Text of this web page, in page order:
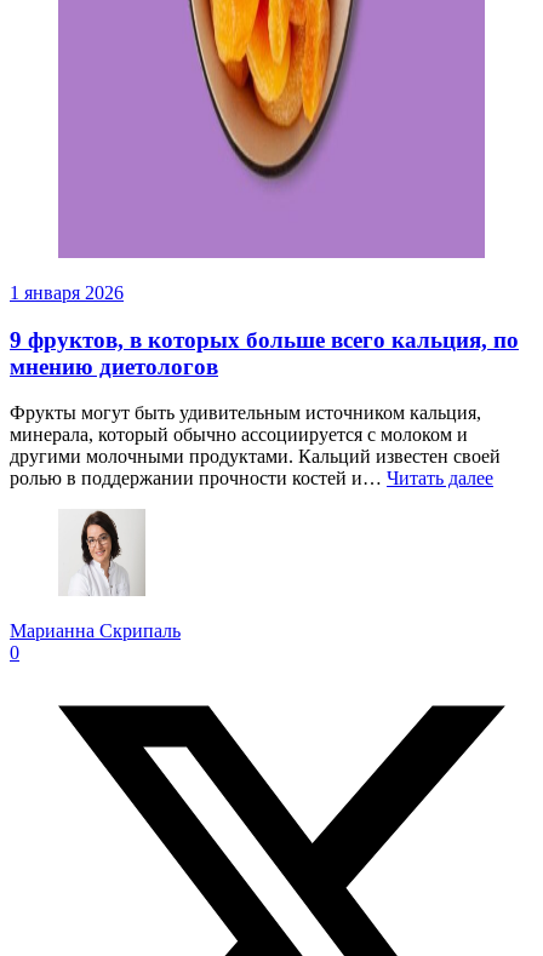
1 января 2026
9 фруктов, в которых больше всего кальция, по
мнению диетологов
Фрукты могут быть удивительным источником кальция,
минерала, который обычно ассоциируется с молоком и
другими молочными продуктами. Кальций известен своей
ролью в поддержании прочности костей и… Читать далее
Марианна Скрипаль
0